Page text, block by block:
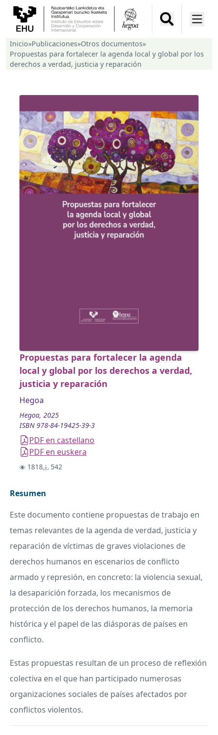
Inicio»Publicaciones»Otros documentos»
Propuestas para fortalecer la agenda local y global por los
derechos a verdad, justicia y reparación
Propuestas para fortalecer la agenda
local y global por los derechos a verdad,
justicia y reparación
Hegoa
Hegoa, 2025
ISBN 978-84-19425-39-3
PDF en castellano
PDF en euskera
1818 542
Resumen
Este documento contiene propuestas de trabajo en
temas relevantes de la agenda de verdad, justicia y
reparación de víctimas de graves violaciones de
derechos humanos en escenarios de conflicto
armado y represión, en concreto: la violencia sexual,
la desaparición forzada, los mecanismos de
protección de los derechos humanos, la memoria
histórica y el papel de las diásporas de países en
conflicto.
Estas propuestas resultan de un proceso de reflexión
colectiva en el que han participado numerosas
organizaciones sociales de países afectados por
conflictos violentos.